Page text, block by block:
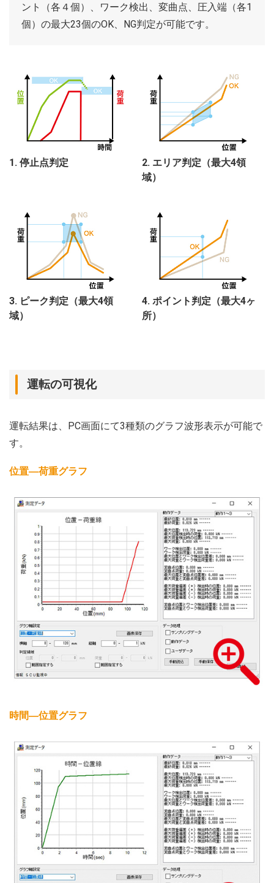
ント（各４個）、ワーク検出、変曲点、圧入端（各1
個）の最大23個のOK、NG判定が可能です。
1. 停止点判定
2. エリア判定（最大4領
域）
3. ピーク判定（最大4領
域）
4. ポイント判定（最大4ヶ
所）
運転の可視化
運転結果は、PC画面にて3種類のグラフ波形表示が可能で
す。
位置―荷重グラフ
時間―位置グラフ